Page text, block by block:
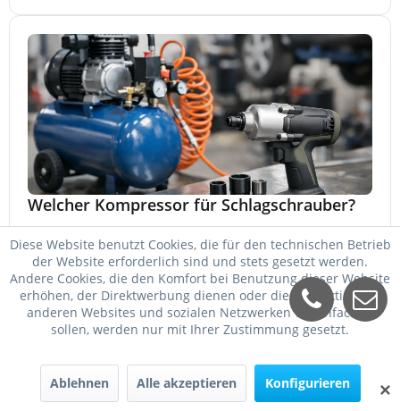
Welcher Kompressor für Schlagschrauber?
Welcher Kompressor für Schlagschrauber passt? So
wählen Sie Kessel, Luftmenge, Druck und Motorleistung
passend für Werkstatt, Reifenwechsel.
23. Mai 2026
✕
Diese Website benutzt Cookies, die für den technischen Betrieb
der Website erforderlich sind und stets gesetzt werden.
Andere Cookies, die den Komfort bei Benutzung dieser Website
erhöhen, der Direktwerbung dienen oder die Interaktion mit
anderen Websites und sozialen Netzwerken vereinfachen
sollen, werden nur mit Ihrer Zustimmung gesetzt.
Ablehnen Alle akzeptieren Konfigurieren